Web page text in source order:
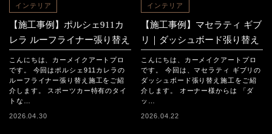
インテリア
【施工事例】ポルシェ911カ
レラ ルーフライナー張り替え
こんにちは、カーメイクアートプロ
です。 今回はポルシェ911カレラの
ルーフライナー張り替え施工をご紹
介します。 スポーツカー特有のタイ
トな…
2026.04.30
インテリア
【施工事例】マセラティ ギブ
リ｜ダッシュボード張り替え
こんにちは、カーメイクアートプロ
です。 今回は、マセラティ ギブリの
ダッシュボード張り替え施工をご紹
介します。 オーナー様からは 「ダ
ッ…
2026.04.22